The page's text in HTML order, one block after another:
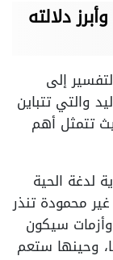
دلالته
إلى
والتي تتباين
تتمثل أهم
لدغة الحية
غير محمودة تنذر
سيكون
وحينها ستعم